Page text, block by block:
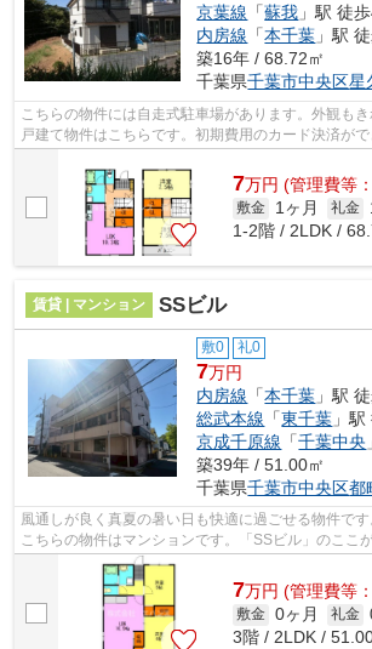
京葉線 「蘇我 」駅 徒
内房線 「本千葉 」駅
築16年 / 68.72㎡
千葉県千葉市中央区星
こちらの物件には自走式駐車場があります。外観も
戸建て物件はこちらです。初期費用のカード決済がで
いただきたい、「レジデンス星久喜」...
7万円 (管理費等
敷金 1ヶ月 礼金
1-2階 / 2LDK /
賃貸 | マンション SSビル
敷0 礼0
7万円
内房線 「本千葉 」駅
総武本線 「東千葉 」
京成千原線 「千葉中央
築39年 / 51.00㎡
千葉県千葉市中央区都
風通しが良く真夏の暑い日も快適に過ごせる物件です
こちらの物件はマンションです。「SSビル」のこ
蘇我店で取り扱っている物件なら、き...
7万円 (管理費等
敷金 0ヶ月 礼金
3階 / 2LDK /